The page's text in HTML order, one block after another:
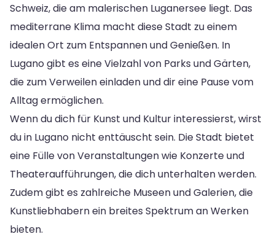
Schweiz, die am malerischen Luganersee liegt. Das
mediterrane Klima macht diese Stadt zu einem
idealen Ort zum Entspannen und Genießen. In
Lugano gibt es eine Vielzahl von Parks und Gärten,
die zum Verweilen einladen und dir eine Pause vom
Alltag ermöglichen.
Wenn du dich für Kunst und Kultur interessierst, wirst
du in Lugano nicht enttäuscht sein. Die Stadt bietet
eine Fülle von Veranstaltungen wie Konzerte und
Theateraufführungen, die dich unterhalten werden.
Zudem gibt es zahlreiche Museen und Galerien, die
Kunstliebhabern ein breites Spektrum an Werken
bieten.